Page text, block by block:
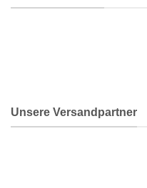
Unsere Versandpartner